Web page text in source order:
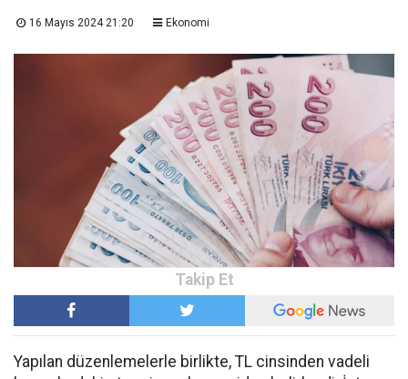
16 Mayıs 2024 21:20 Ekonomi
Yapılan düzenlemelerle birlikte, TL cinsinden vadeli